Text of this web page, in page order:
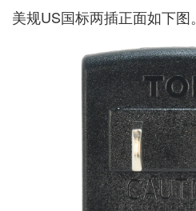
美规US国标两插正面如下图。